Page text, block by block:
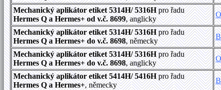
Mechanický aplikátor etiket 5314H/ 5316Hpro řadu
Hermes Q a Hermes+ od v.č. 8699, anglicky
Mechanický aplikátor etiket 5314H/ 5316Hpro řadu
Hermes Q a Hermes+ do v.č. 8698, německy
Mechanický aplikátor etiket 5314H/ 5316Hpro řadu
Hermes Q a Hermes+ do v.č. 8698, anglicky
Mechanický aplikátor etiket 5414H/ 5416Hpro řadu
Hermes Q a Hermes+, německy